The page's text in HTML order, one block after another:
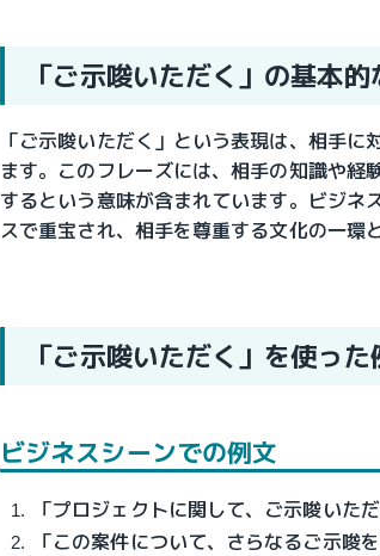
「ご示唆いただく」の基本
「ご示唆いただく」という表現は、相手
ます。このフレーズには、相手の知識や経
するという意味が含まれています。ビジネ
スで重宝され、相手を尊重する文化の一環
「ご示唆いただく」を使った
ビジネスシーンでの例文
「プロジェクトに関して、ご示唆いた
「この案件について、さらなるご示唆